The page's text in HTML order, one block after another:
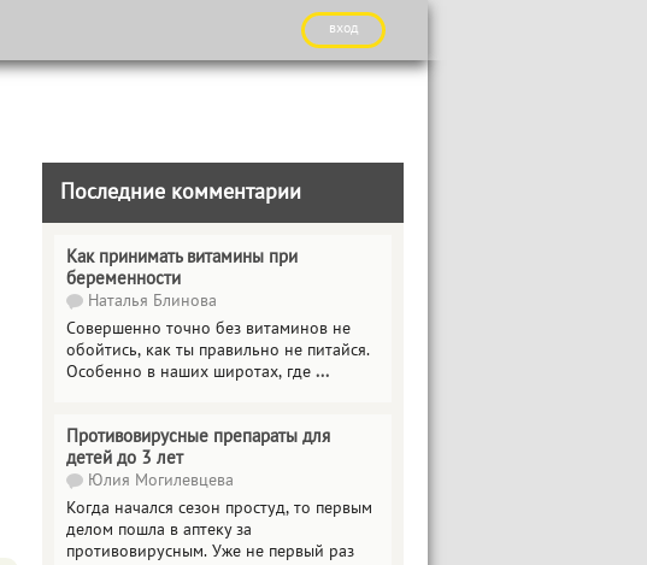
вход
Последние комментарии
Как принимать витамины при
беременности
Наталья Блинова
Совершенно точно без витаминов не
обойтись, как ты правильно не питайся.
Особенно в наших широтах, где ...
Противовирусные препараты для
детей до 3 лет
Юлия Могилевцева
Когда начался сезон простуд, то первым
делом пошла в аптеку за
противовирусным. Уже не первый раз